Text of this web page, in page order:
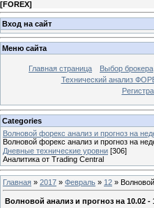
[FOREX]
Вход на сайт
Меню сайта
Главная страница Выбор брокера
Технический анализ
Categories
Волновой форекс анализ и прогноз на
Волновой форекс анализ и прогноз на
Дневные технические уровни [306]
Аналитика от Trading Central
Главная » 2017 » Февраль » 12 »
Волновой анализ и прогноз на 10.02 -